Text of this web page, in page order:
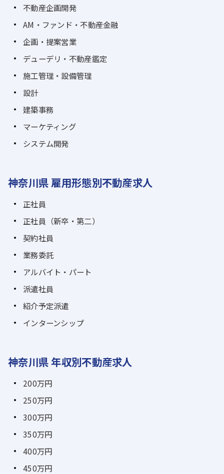
不動産企画開発
AM・ファンド・不動産金融
企画・提案営業
デューデリ・不動産鑑定
施工管理・設備管理
設計
建築事務
マーケティング
システム開発
神奈川県 雇用形態別不動産求人
正社員
正社員（新卒・第二）
契約社員
業務委託
アルバイト・パート
派遣社員
紹介予定派遣
インターンシップ
神奈川県 年収別不動産求人
200万円
250万円
300万円
350万円
400万円
450万円